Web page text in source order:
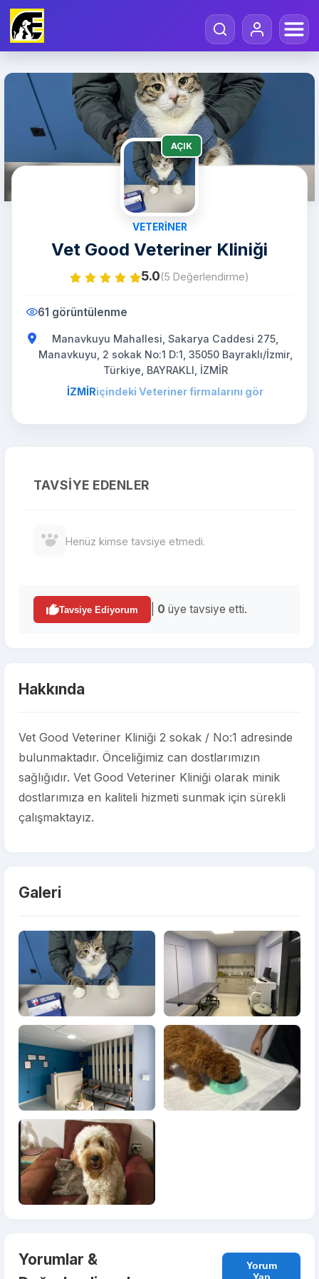
AÇIK
VETERINER
Vet Good Veteriner Kliniği
5.0(5 Değerlendirme)
61 görüntülenme
Manavkuyu Mahallesi, Sakarya Caddesi 275,
Manavkuyu, 2 sokak No:1 D:1, 35050 Bayraklı/İzmir,
Türkiye, BAYRAKLI, İZMİR
İZMİRiçindeki Veteriner firmalarını gör
TAVSIYE EDENLER
Henüz kimse tavsiye etmedi.
Tavsiye Ediyorum 0 üye tavsiye etti.
Hakkında
Vet Good Veteriner Kliniği 2 sokak / No:1 adresinde
bulunmaktadır. Önceliğimiz can dostlarımızın
sağlığıdır. Vet Good Veteriner Kliniği olarak minik
dostlarımıza en kaliteli hizmeti sunmak için sürekli
çalışmaktayız.
Galeri
Yorumlar &
Yorum